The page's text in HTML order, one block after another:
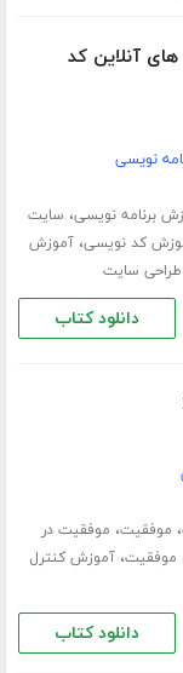
های آنلاین کد
نویسی
برنامه نویسی، سایت
کد نویسی،آموزش
سایت
دانلود کتاب
، موفقیت، موفقیت در
موفقیت،آموزش کنترل
دانلود کتاب